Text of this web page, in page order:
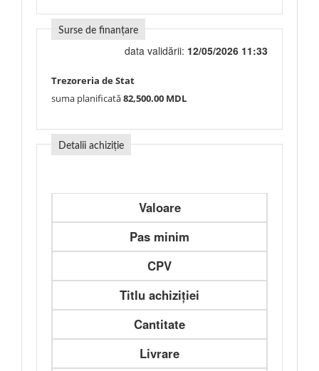
Surse de finanțare
data validării: 12/05/2026 11:33
Trezoreria de Stat
suma planificată82,500.00 MDL
Detalii achiziție
Valoare
Pas minim
CPV
Titlu achiziției
Cantitate
Livrare